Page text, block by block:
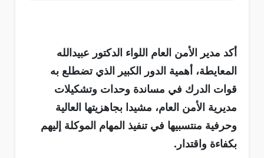
أكد مدير الأمن العام اللواء الدكتور عبيدالله
المعايطة، أهمية الدور الكبير الذي تضطلع به
قوات الدرك في مساندة وحدات وتشكيلات
مديرية الأمن العام، مشيدا بجاهزيتها العالية
وحرفية منتسبيها في تنفيذ المهام الموكلة إليهم
بكفاءة واقتدار.